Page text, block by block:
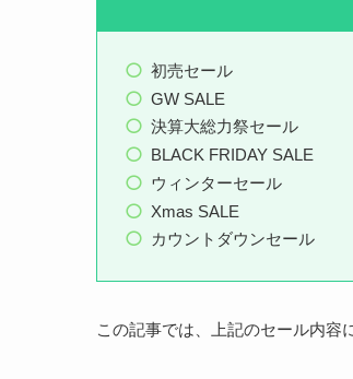
初売セール
GW SALE
決算大総力祭セール
BLACK FRIDAY SALE
ウィンターセール
Xmas SALE
カウントダウンセール
この記事では、上記のセール内容